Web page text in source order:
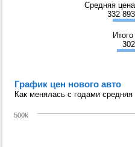
Средняя
332 893
302
График цен нового авто
Как менялась с годами средняя
500k